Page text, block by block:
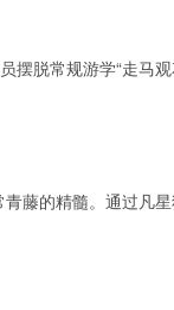
脱常规游学“走马
藤的精髓。通过凡